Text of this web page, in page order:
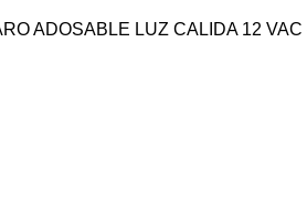
ADOSABLE LUZ CALIDA 12